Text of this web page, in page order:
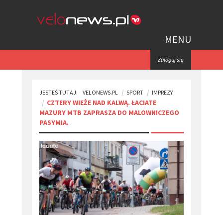
MENU
Zaloguj się
JESTEŚ TUTAJ: VELONEWS.PL SPORT IMPREZY
​CZTERY WIEŻE NAD KALWĄ. ŁACIATE
MAZURY MTB ZAPRASZA DO MALOWNICZEGO
PASYMIA.